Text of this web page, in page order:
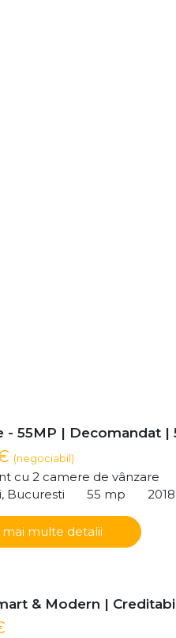
- 55MP | Decomandat |
(negociabil)
cu 2 camere de vânzare
Bucuresti
55 mp 2018
mai multe detalii
& Modern |